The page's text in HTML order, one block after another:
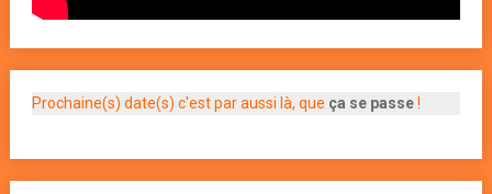
Prochaine(s) date(s) c'est par aussi là, que ça se passe!